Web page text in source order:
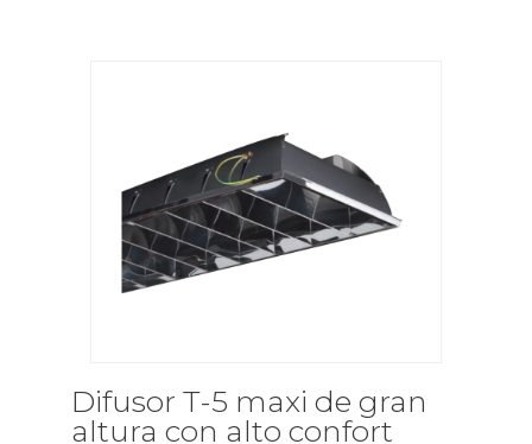
Difusor T-5 maxi de gran
altura con alto confort